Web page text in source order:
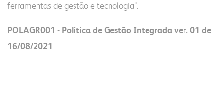
ferramentas de gestão e tecnologia".
POLAGR001 - Política de Gestão Integrada ver. 01 de
16/08/2021